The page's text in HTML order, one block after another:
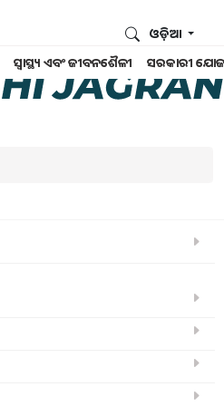
ସ୍ୱାସ୍ଥ୍ୟ ଏବଂ ଜୀବନଶୈଳୀ ସରକାରୀ
ଓଡ଼ିଆ